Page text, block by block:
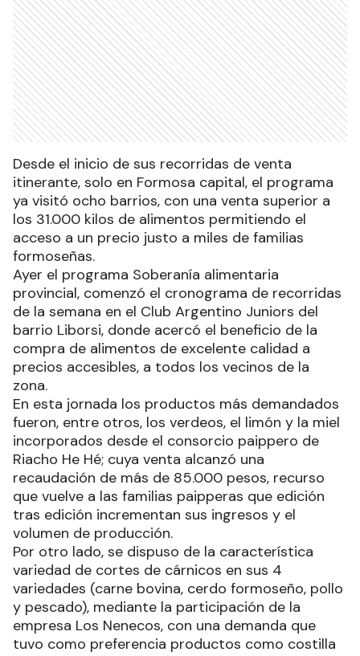
Desde el inicio de sus recorridas de venta
itinerante, solo en Formosa capital, el programa
ya visitó ocho barrios, con una venta superior a
los 31.000 kilos de alimentos permitiendo el
acceso a un precio justo a miles de familias
formoseñas.
Ayer el programa Soberanía alimentaria
provincial, comenzó el cronograma de recorridas
de la semana en el Club Argentino Juniors del
barrio Liborsi, donde acercó el beneficio de la
compra de alimentos de excelente calidad a
precios accesibles, a todos los vecinos de la
zona.
En esta jornada los productos más demandados
fueron, entre otros, los verdeos, el limón y la miel
incorporados desde el consorcio paippero de
Riacho He Hé; cuya venta alcanzó una
recaudación de más de 85.000 pesos, recurso
que vuelve a las familias paipperas que edición
tras edición incrementan sus ingresos y el
volumen de producción.
Por otro lado, se dispuso de la característica
variedad de cortes de cárnicos en sus 4
variedades (carne bovina, cerdo formoseño, pollo
y pescado), mediante la participación de la
empresa Los Nenecos, con una demanda que
tuvo como preferencia productos como costilla